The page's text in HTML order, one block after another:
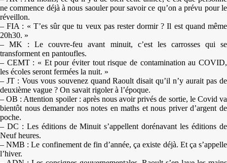
ne commence déjà à nous saouler pour savoir ce qu’on a prévu pour le
réveillon.
– FIA : « T’es sûr que tu veux pas rester dormir ? Il est quand même
20h30. »
– MK : Le couvre-feu avant minuit, c’est les carrosses qui se
transforment en pantoufles.
– CEMT : « Et pour éviter tout risque de contamination au COVID,
les écoles seront fermées la nuit. »
– JT : Vous vous souvenez quand Raoult disait qu’il n’y aurait pas de
deuxième vague ? On savait rigoler à l’époque.
– OB : Attention spoiler : après nous avoir privés de sortie, le Covid va
bientôt nous demander nos notes en maths et nous priver d’argent de
poche.
– DC : Les éditions de Minuit s’appellent dorénavant les éditions de
Neuf heures.
– NMB : Le confinement de fin d’année, ça existe déjà. Et ça s’appelle
l’hiver.